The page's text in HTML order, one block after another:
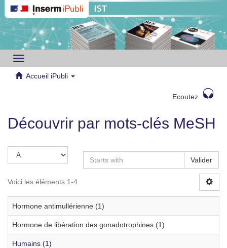
Toggle
navigation
Accueil iPubli
Ecoutez
Découvrir par mots-clés MeSH
Valider
Voici les éléments 1-4
Hormone antimullérienne (1)
Hormone de libération des gonadotrophines (1)
Humains (1)